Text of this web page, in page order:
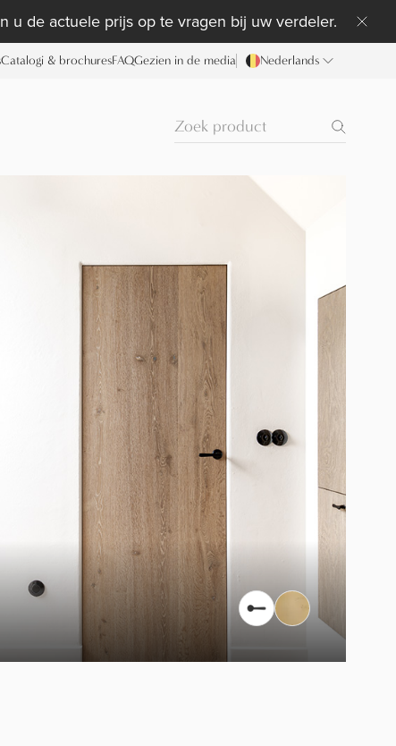
u de actuele prijs op te vragen bij uw verdeler.
Catalogi & brochuresFAQGezien in de media Nederlands